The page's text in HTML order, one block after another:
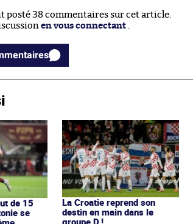
posté 38 commentaires sur cet article.
en vous connectant .
38 commentaires
de 15
se
La Croatie reprend son
destin en main dans le
groupe D !